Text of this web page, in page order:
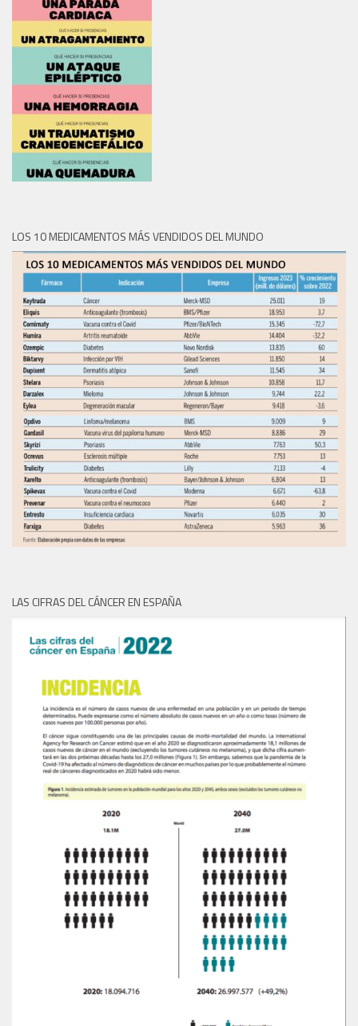
LOS 10 MEDICAMENTOS MÁS VENDIDOS DEL MUNDO
LAS CIFRAS DEL CÁNCER EN ESPAÑA